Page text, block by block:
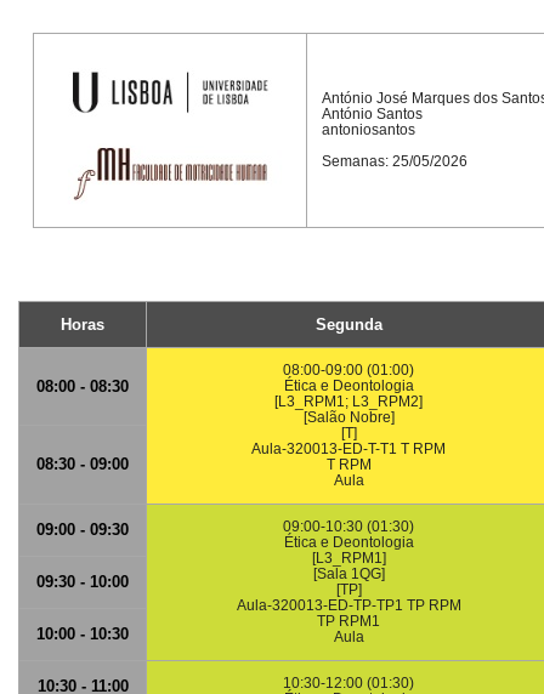
António José Marques dos
António Santos
antoniosantos
Semanas: 25/05/2026
Horas Segunda
08:00 - 08:30
08:00-09:00 (01:00)
Ética e Deontologia
[L3_RPM1; L3_RPM2]
[Salão Nobre]
[T]
Aula-320013-ED-T-T1 T RPM
T RPM
Aula
08:30 - 09:00
09:00 - 09:30
09:00-10:30 (01:30)
Ética e Deontologia
[L3_RPM1]
[Sala 1QG]
[TP]
Aula-320013-ED-TP-TP1 TP RPM
TP RPM1
Aula
09:30 - 10:00
10:00 - 10:30
10:30 - 11:00
10:30-12:00 (01:30)